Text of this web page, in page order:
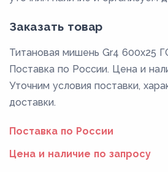
Заказать товар
Титановая мишень Gr4 600x25
Поставка по России. Цена и
Уточним условия поставки,
доставки.
Поставка по России
Цена и наличие по запросу